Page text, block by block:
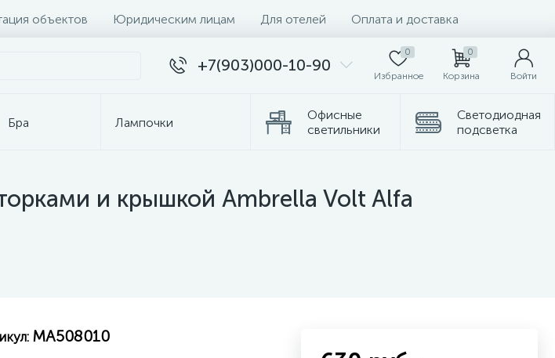
объектов Юридическим лицам Для отелей Оплата и доставка
+7(903)000-10-90
0
Избранное
0
Корзина Войти
Бра Лампочки
Офисные
светильники
Светодиодная
подсветка
и крышкой Ambrella Volt Alfa
MA508010